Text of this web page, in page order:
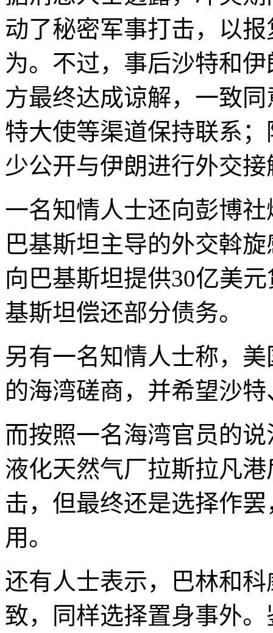
动了秘密军事打击，以
为。不过，事后沙特和
方最终达成谅解，一致
特大使等渠道保持联系
少公开与伊朗进行外交
一名知情人士还向彭博
巴基斯坦主导的外交斡
向巴基斯坦提供30亿美
基斯坦偿还部分债务。
另有一名知情人士称，
的海湾磋商，并希望沙
而按照一名海湾官员的
液化天然气厂拉斯拉凡
击，但最终还是选择作
用。
还有人士表示，巴林和
致，同样选择置身事外